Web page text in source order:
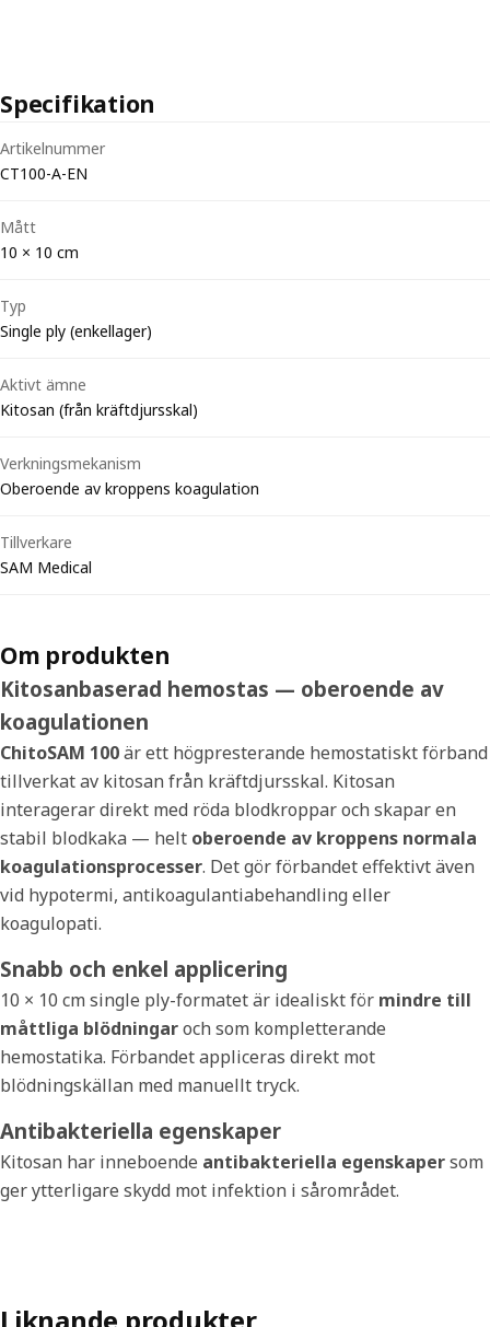
Specifikation
Artikelnummer
CT100-A-EN
Mått
10 × 10 cm
Typ
Single ply (enkellager)
Aktivt ämne
Kitosan (från kräftdjursskal)
Verkningsmekanism
Oberoende av kroppens koagulation
Tillverkare
SAM Medical
Om produkten
Kitosanbaserad hemostas — oberoende av
koagulationen
ChitoSAM 100är ett högpresterande hemostatiskt förband
tillverkat av kitosan från kräftdjursskal. Kitosan
interagerar direkt med röda blodkroppar och skapar en
stabil blodkaka — helt oberoende av kroppens normala
koagulationsprocesser. Det gör förbandet effektivt även
vid hypotermi, antikoagulantiabehandling eller
koagulopati.
Snabb och enkel applicering
10 × 10 cm single ply-formatet är idealiskt för mindre till
måttliga blödningaroch som kompletterande
hemostatika. Förbandet appliceras direkt mot
blödningskällan med manuellt tryck.
Antibakteriella egenskaper
Kitosan har inneboende antibakteriella egenskapersom
ger ytterligare skydd mot infektion i sårområdet.